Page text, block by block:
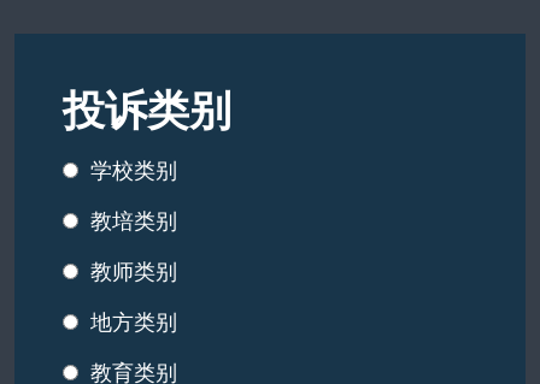
投诉类别
学校类别
教培类别
教师类别
地方类别
教育类别